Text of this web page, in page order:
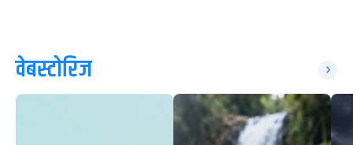
वेबस्टोरिज